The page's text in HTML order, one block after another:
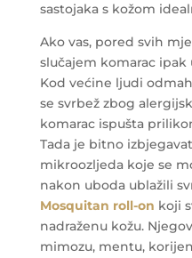
sastojaka s kožom
Ako vas, pored svih
slučajem komarac
Kod većine ljudi
se svrbež zbog
komarac ispušta
Tada je bitno
mikroozljeda koje se
nakon uboda ublažili
Mosquitan roll-on koji
nadraženu kožu.
mimozu, mentu,